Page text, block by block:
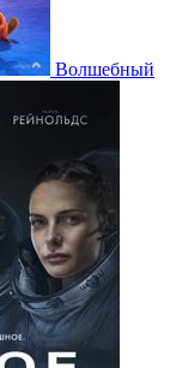
Волшебный